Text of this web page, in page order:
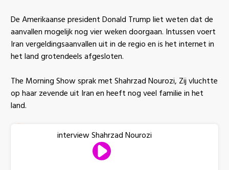
De Amerikaanse president Donald Trump liet weten dat de
aanvallen mogelijk nog vier weken doorgaan. Intussen voert
Iran vergeldingsaanvallen uit in de regio en is het internet in
het land grotendeels afgesloten.
The Morning Show sprak met Shahrzad Nourozi, Zij vluchtte
op haar zevende uit Iran en heeft nog veel familie in het
land.
interview Shahrzad Nourozi